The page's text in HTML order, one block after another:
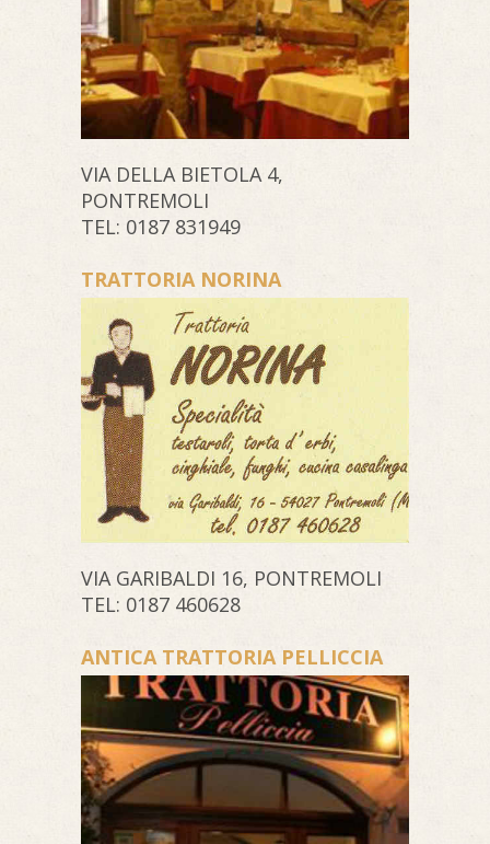
VIA DELLA BIETOLA 4,
PONTREMOLI
TEL: 0187 831949
TRATTORIA NORINA
VIA GARIBALDI 16, PONTREMOLI
TEL: 0187 460628
ANTICA TRATTORIA PELLICCIA